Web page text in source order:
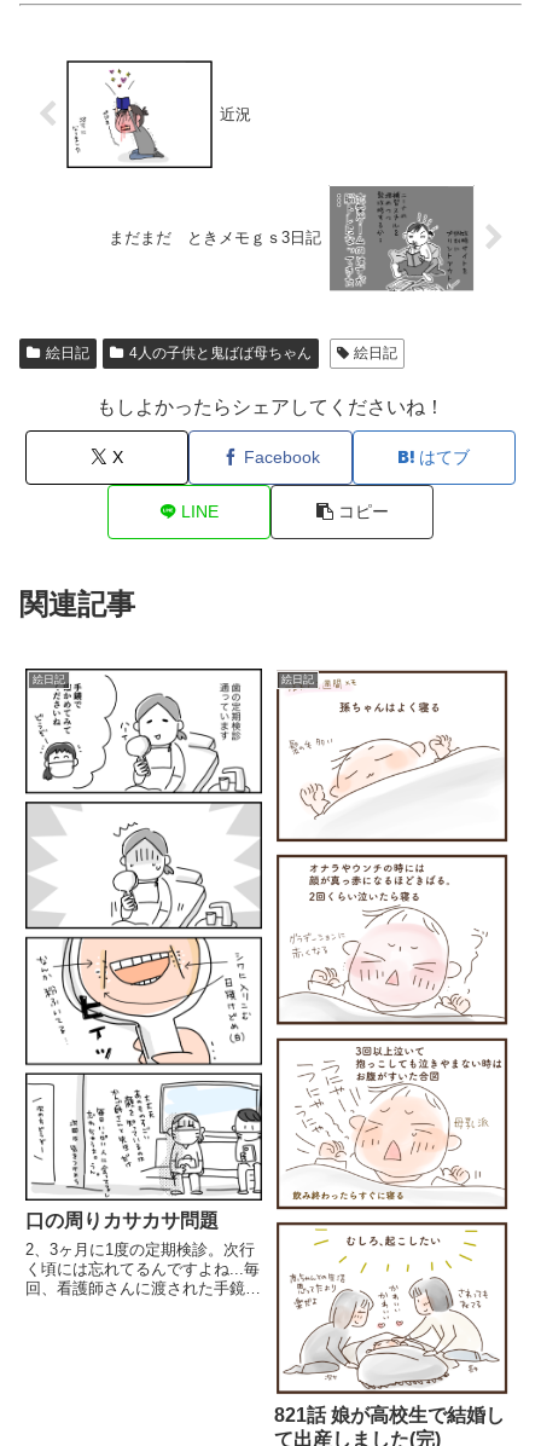
近況
まだまだ ときメモｇｓ3日記
絵日記 4人の子供と鬼ばば母ちゃん 絵日記
もしよかったらシェアしてくださいね！
X Facebook はてブ
LINE コピー
関連記事
絵日記
口の周りカサカサ問題
2、3ヶ月に1度の定期検診。次行
く頃には忘れてるんですよね...毎
回、看護師さんに渡された手鏡を
絵日記
821話 娘が高校生で結婚し
て出産しました(完)